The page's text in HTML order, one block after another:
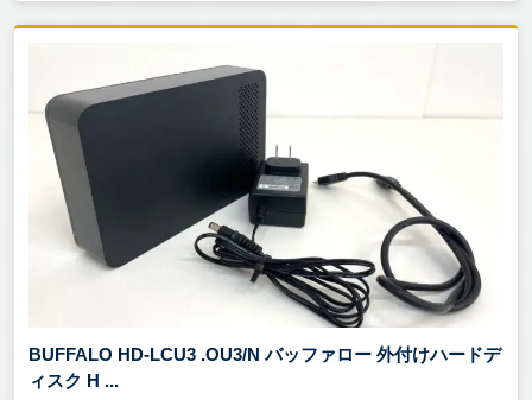
BUFFALO HD-LCU3 .OU3/N バッファロー 外付けハードデ
ィスク H ...